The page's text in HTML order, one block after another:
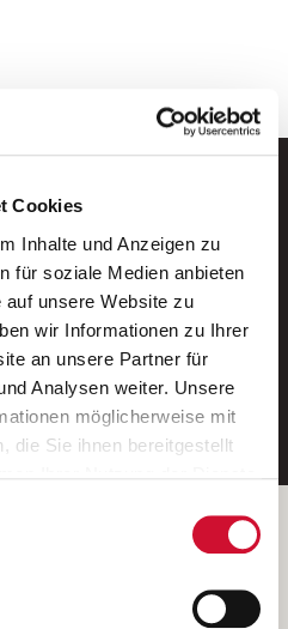
Cookies
Inhalte und Anzeigen zu
für soziale Medien anbieten
unsere Website zu
wir Informationen zu Ihrer
an unsere Partner für
Analysen weiter. Unsere
möglicherweise mit
die Sie ihnen bereitgestellt
klicken, so stimmen
Cookies zu. Sie können
jederzeit widerrufen,
aufrufen und diese
per E-Mail.
von AWO
eintragen